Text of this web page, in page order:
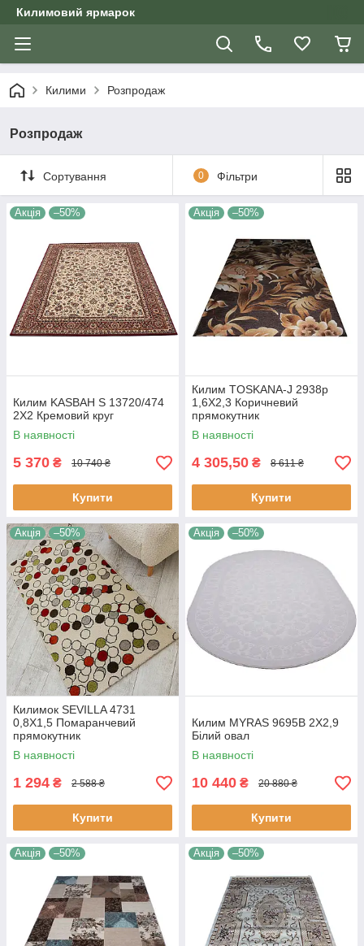
Килимовий ярмарок
Килими Розпродаж
Розпродаж
Сортування 0 Фільтри
Акція –50%
Килим KASBAH S 13720/474
2Х2 Кремовий круг
В наявності
5 370 ₴ 10 740 ₴
Купити
Акція –50%
Килим TOSKANA-J 2938p
1,6Х2,3 Коричневий
прямокутник
В наявності
4 305,50 ₴ 8 611 ₴
Купити
Акція –50%
Килимок SEVILLA 4731
0,8Х1,5 Помаранчевий
прямокутник
В наявності
1 294 ₴ 2 588 ₴
Купити
Акція –50%
Килим MYRAS 9695B 2Х2,9
Білий овал
В наявності
10 440 ₴ 20 880 ₴
Купити
Акція –50% Акція –50%